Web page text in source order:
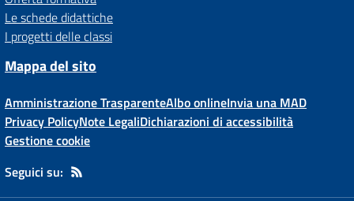
Le schede didattiche
I progetti delle classi
Mappa del sito
Amministrazione TrasparenteAlbo onlineInvia una MAD
Privacy PolicyNote LegaliDichiarazioni di accessibilità
Gestione cookie
Seguici su: